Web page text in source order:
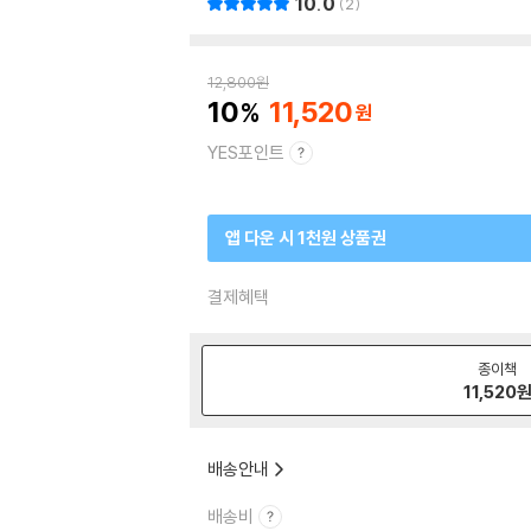
12,800원
10 11,520
YES포인트
앱 다운 시 1천원 상품권
결제혜택
종이책
11,520원
배송안내
배송비